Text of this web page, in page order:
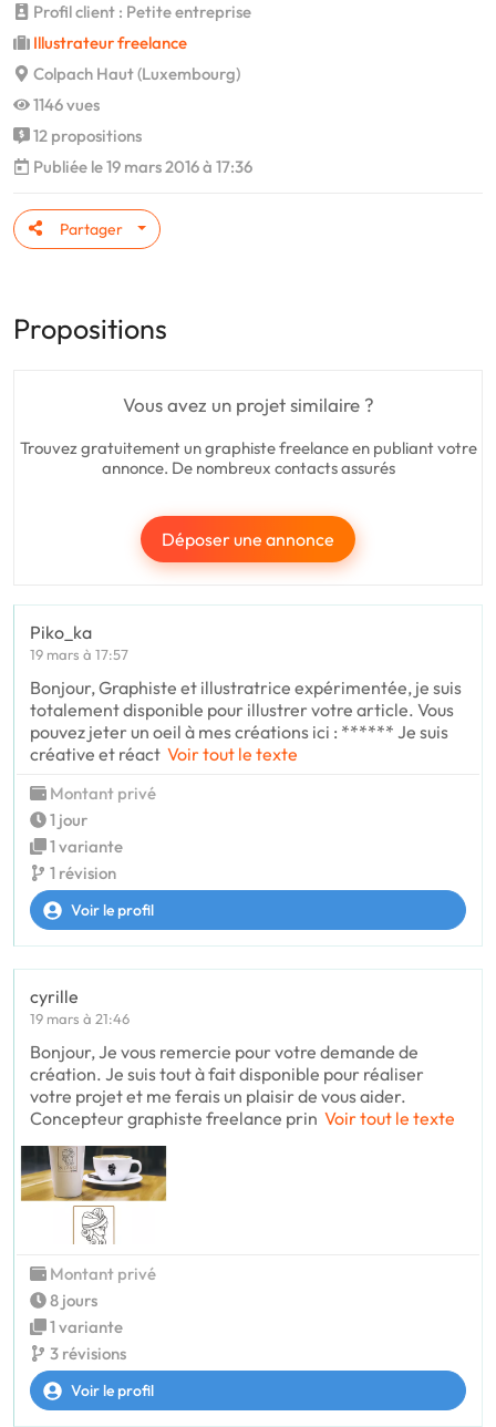
Profil client : Petite entreprise
Illustrateur freelance
Colpach Haut (Luxembourg)
1146 vues
12 propositions
Publiée le 19 mars 2016 à 17:36
Partager
Propositions
Vous avez un projet similaire ?
Trouvez gratuitement un graphiste freelance en publiant votre
annonce. De nombreux contacts assurés
Déposer une annonce
Piko_ka
19 mars à 17:57
Bonjour, Graphiste et illustratrice expérimentée, je suis
totalement disponible pour illustrer votre article. Vous
pouvez jeter un oeil à mes créations ici : ****** Je suis
créative et réact Voir tout le texte
Montant privé
1 jour
1 variante
1 révision
Voir le profil
cyrille
19 mars à 21:46
Bonjour, Je vous remercie pour votre demande de
création. Je suis tout à fait disponible pour réaliser
votre projet et me ferais un plaisir de vous aider.
Concepteur graphiste freelance prin Voir tout le texte
Montant privé
8 jours
1 variante
3 révisions
Voir le profil